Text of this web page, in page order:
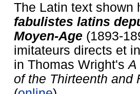
The Latin text
fabulistes latins
Moyen-Age (1893-
imitateurs directs et
in Thomas Wright'sA
of the Thirteenth and